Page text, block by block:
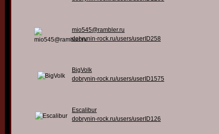
mio545@rambler.ru
dobrynin-rock.ru/users/userID258
BigVolk
dobrynin-rock.ru/users/userID1575
Escalibur
dobrynin-rock.ru/users/userID126